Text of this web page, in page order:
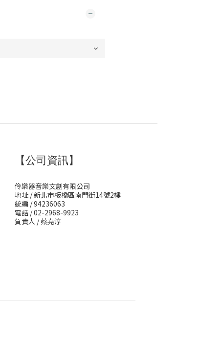
【公司資訊】
伶樂器音樂文創有限公司
地址 / 新北市板橋區南門街14號2樓
統編 / 94236063
電話 / 02-2968-9923
負責人 / 蔡堯淳